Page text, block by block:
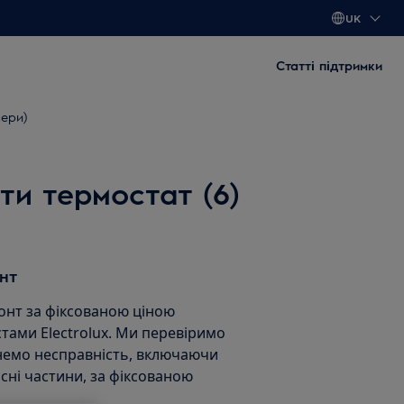
UK
Статті підтримки
термостат (6)
за фіксованою ціною
Electrolux. Ми перевіримо
несправність, включаючи
частини, за фіксованою